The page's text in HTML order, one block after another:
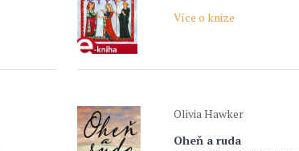
Více o knize
Olivia Hawker
Oheň a ruda